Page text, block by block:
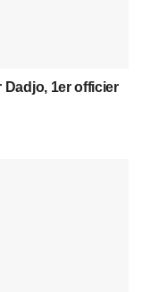
Dadjo, 1er officier